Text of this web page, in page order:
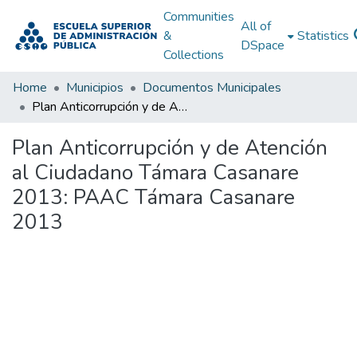
Communities
&
Collections
All of
DSpace
Statistics
Home Municipios
Documentos Municipales
Plan Anticorrupción y de Atención al Ciudadano Támara Casanare 2013: PAAC Támara Casanare 2013
Plan Anticorrupción y de Atención
al Ciudadano Támara Casanare
2013: PAAC Támara Casanare
2013